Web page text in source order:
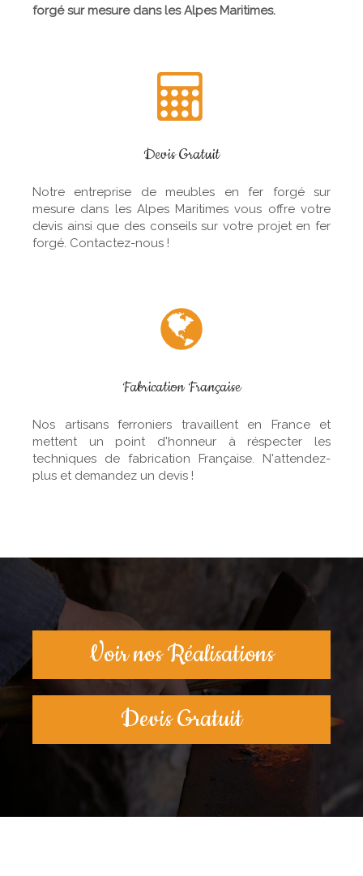
forgé sur mesure dans les Alpes Maritimes.
Devis Gratuit
Notre entreprise de meubles en fer forgé sur
mesure dans les Alpes Maritimes vous offre votre
devis ainsi que des conseils sur votre projet en fer
forgé. Contactez-nous !
Fabrication Française
Nos artisans ferroniers travaillent en France et
mettent un point d'honneur à réspecter les
techniques de fabrication Française. N'attendez-
plus et demandez un devis !
Voir nos Réalisations
Devis Gratuit